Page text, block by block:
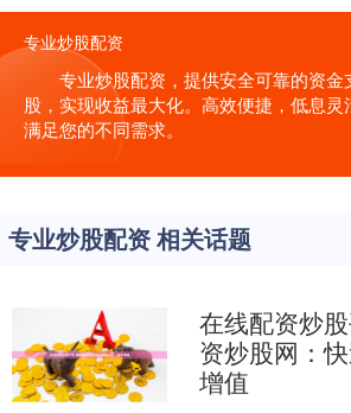
专业炒股配资
专业炒股配资，提供安全可靠的资
股，实现收益最大化。高效便捷，低息灵
满足您的不同需求。
专业炒股配资 相关话题
在线配资炒
资炒股网：
增值